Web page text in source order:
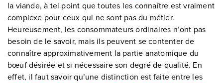
la viande, à tel point que toutes les connaître est vraiment
complexe pour ceux qui ne sont pas du métier.
Heureusement, les consommateurs ordinaires n’ont pas
besoin de le savoir, mais ils peuvent se contenter de
connaître approximativement la partie anatomique du
bœuf désirée et si nécessaire son degré de qualité. En
effet, il faut savoir qu’une distinction est faite entre les